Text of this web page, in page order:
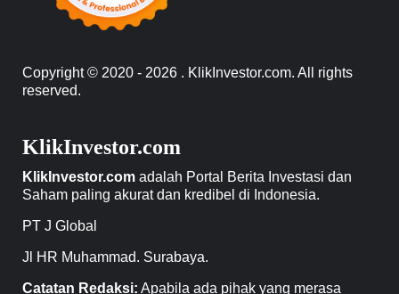
Copyright © 2020 - 2026 . KlikInvestor.com. All rights
reserved.
KlikInvestor.com
KlikInvestor.com adalah Portal Berita Investasi dan
Saham paling akurat dan kredibel di Indonesia.
PT J Global
Jl HR Muhammad. Surabaya.
Catatan Redaksi: Apabila ada pihak yang merasa